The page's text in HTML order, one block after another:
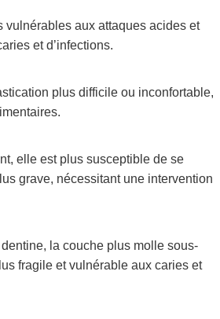
vulnérables aux attaques acides et
et d’infections.
plus difficile ou inconfortable,
elle est plus susceptible de se
grave, nécessitant une intervention
la couche plus molle sous-
fragile et vulnérable aux caries et